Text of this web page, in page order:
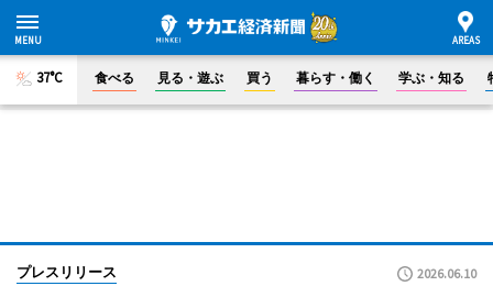
37°C 食べる 見る・遊ぶ 買う 暮らす・働く 学ぶ・知る
プレスリリース 2026.06.10